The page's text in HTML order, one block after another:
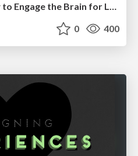
Primal Persuasion: How to Engage the Brain for Learning That Lasts
0 400